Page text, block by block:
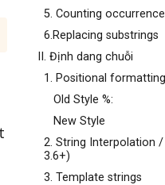
5. Counting
6.Replacing substrings
II. Định dang chuỗi
1. Positional formatting
Old Style %:
New Style
2. String Interpolation
3.6+)
3. Template strings